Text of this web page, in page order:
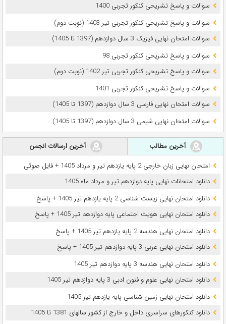
سوالات و پاسخ تشریحی کنکور تجربی 1400
سوالات و پاسخ تشریحی کنکور تجربی تیر 1403 (نوبت دوم)
سوالات امتحان نهایی فیزیک 3 سال دوازدهم (1397 تا 1405)
سوالات و پاسخ تشریحی کنکور تجربی 98
سوالات و پاسخ تشریحی کنکور تجربی تیر 1402 (نوبت دوم)
سوالات و پاسخ تشریحی کنکور تجربی 1401
سوالات امتحان نهایی فارسی 3 سال دوازدهم (1397 تا 1405)
سوالات امتحان نهایی شیمی 3 سال دوازدهم (1397 تا 1405)
آخرین مطالب
آخرین ارسالات انجمن
امتحان نهایی زبان خارجی 2 پایه یازدهم تیر و مرداد 1405 + فایل صوتی
دانلود امتحانات نهایی پایه دوازدهم تیر و مرداد ماه 1405
دانلود امتحان نهایی زیست شناسی 2 پایه یازدهم تیر 1405 + پاسخ
دانلود امتحان نهایی هویت اجتماعی پایه دوازدهم تیر 1405 + پاسخ
دانلود امتحان نهایی هندسه 2 پایه یازدهم تیر 1405 + پاسخ
دانلود امتحان نهایی عربی 3 پایه دوازدهم تیر 1405 + پاسخ
دانلود امتحان نهایی هندسه 3 پایه دوازدهم تیر 1405
دانلود امتحان نهایی علوم و فنون ادبی 3 پایه دوازدهم تیر 1405
دانلود امتحان نهایی زمین شناسی پایه یازدهم تیر 1405
دانلود کنکورهای سراسری داخل و خارج از کشور سالهای 1381 تا 1405